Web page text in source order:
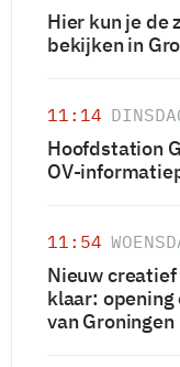
Hier kun je de
bekijken in
11:14
Hoofdstation
OV-
11:54
Nieuw
klaar:
van Groningen